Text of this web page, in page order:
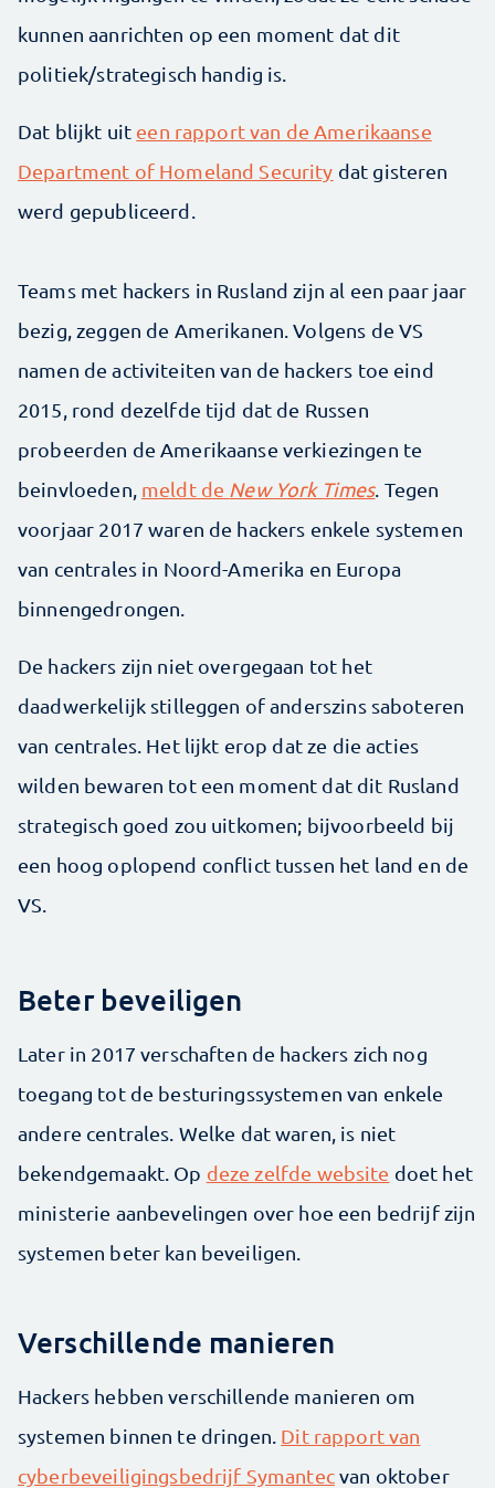
kunnen aanrichten op een moment dat dit
politiek/strategisch handig is.
Dat blijkt uit een rapport van de Amerikaanse
Department of Homeland Security dat gisteren
werd gepubliceerd.
Teams met hackers in Rusland zijn al een paar jaar
bezig, zeggen de Amerikanen. Volgens de VS
namen de activiteiten van de hackers toe eind
2015, rond dezelfde tijd dat de Russen
probeerden de Amerikaanse verkiezingen te
beinvloeden, meldt de New York Times. Tegen
voorjaar 2017 waren de hackers enkele systemen
van centrales in Noord-Amerika en Europa
binnengedrongen.
De hackers zijn niet overgegaan tot het
daadwerkelijk stilleggen of anderszins saboteren
van centrales. Het lijkt erop dat ze die acties
wilden bewaren tot een moment dat dit Rusland
strategisch goed zou uitkomen; bijvoorbeeld bij
een hoog oplopend conflict tussen het land en de
VS.
Beter beveiligen
Later in 2017 verschaften de hackers zich nog
toegang tot de besturingssystemen van enkele
andere centrales. Welke dat waren, is niet
bekendgemaakt. Op deze zelfde website doet het
ministerie aanbevelingen over hoe een bedrijf zijn
systemen beter kan beveiligen.
Verschillende manieren
Hackers hebben verschillende manieren om
systemen binnen te dringen. Dit rapport van
cyberbeveiligingsbedrijf Symantecvan oktober